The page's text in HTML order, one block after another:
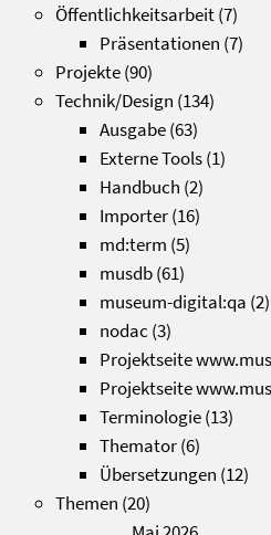
Öffentlichkeitsarbeit(7)
Präsentationen (7)
Projekte(90)
Technik/Design (134)
Ausgabe(63)
Externe Tools(1)
Handbuch (2)
Importer(16)
md:term (5)
musdb(61)
museum-digital:qa (2)
nodac (3)
Projektseite
Projektseite
Terminologie(13)
Themator(6)
Übersetzungen (12)
Themen (20)